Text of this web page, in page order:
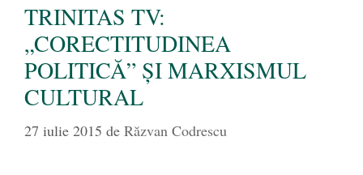
TRINITAS TV:
„CORECTITUDINEA
POLITICĂ” ȘI MARXISMUL
CULTURAL
27 iulie 2015 de Răzvan Codrescu